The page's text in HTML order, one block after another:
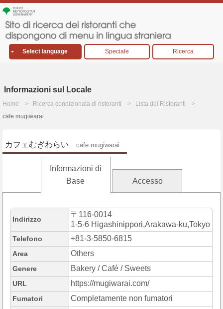
Select language Speciale Ricerca
Informazioni sul Locale
Home Ricerca condizionata di ristoranti
Lista dei Ristoranti
cafe mugiwarai
カフェむぎわらい cafe mugiwarai
Informazioni di
Base
Accesso
Indirizzo
〒116-0014
1-5-6 Higashinippori,Arakawa-ku,Tokyo
Telefono +81-3-5850-6815
Area Others
Genere Bakery / Café / Sweets
URL https://mugiwarai.com/
Fumatori Completamente non fumatori